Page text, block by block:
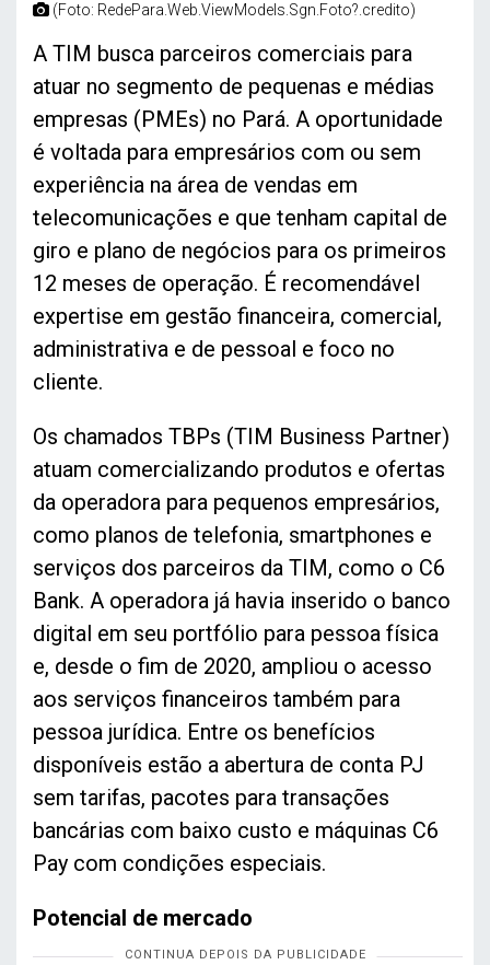
(Foto: RedePara.Web.ViewModels.Sgn.Foto?.credito)
A TIM busca parceiros comerciais para
atuar no segmento de pequenas e médias
empresas (PMEs) no Pará. A oportunidade
é voltada para empresários com ou sem
experiência na área de vendas em
telecomunicações e que tenham capital de
giro e plano de negócios para os primeiros
12 meses de operação. É recomendável
expertise em gestão financeira, comercial,
administrativa e de pessoal e foco no
cliente.
Os chamados TBPs (TIM Business Partner)
atuam comercializando produtos e ofertas
da operadora para pequenos empresários,
como planos de telefonia, smartphones e
serviços dos parceiros da TIM, como o C6
Bank. A operadora já havia inserido o banco
digital em seu portfólio para pessoa física
e, desde o fim de 2020, ampliou o acesso
aos serviços financeiros também para
pessoa jurídica. Entre os benefícios
disponíveis estão a abertura de conta PJ
sem tarifas, pacotes para transações
bancárias com baixo custo e máquinas C6
Pay com condições especiais.
Potencial de mercado